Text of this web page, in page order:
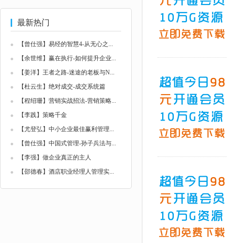
最新热门
【曾仕强】易经的智慧4-从无心之...
【余世维】赢在执行-如何提升企业...
【姜洋】王者之路-迷途的老板与N...
【杜云生】绝对成交-成交系统篇
【程绍珊】营销实战招法-营销策略...
【李践】策略千金
【尤登弘】中小企业最佳赢利管理...
【曾仕强】中国式管理-孙子兵法与...
【李强】做企业真正的主人
【邵德春】酒店职业经理人管理实...